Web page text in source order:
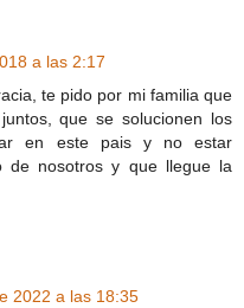
a las 2:17
te pido por mi familia que
que se solucionen los
en este pais y no estar
de nosotros y que llegue la
2022 a las 18:35